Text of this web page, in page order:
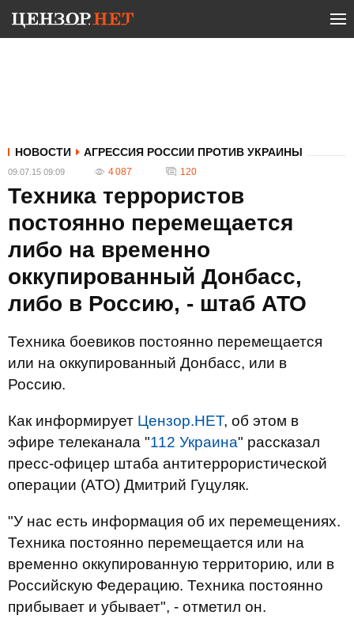
НОВОСТИ АГРЕССИЯ РОССИИ ПРОТИВ УКРАИНЫ
09.07.15 09:09 4 087 120
Техника террористов
постоянно перемещается
либо на временно
оккупированный Донбасс,
либо в Россию, - штаб АТО
Техника боевиков постоянно перемещается
или на оккупированный Донбасс, или в
Россию.
Как информирует Цензор.НЕТ, об этом в
эфире телеканала "112 Украина" рассказал
пресс-офицер штаба антитеррористической
операции (АТО) Дмитрий Гуцуляк.
"У нас есть информация об их перемещениях.
Техника постоянно перемещается или на
временно оккупированную территорию, или в
Российскую Федерацию. Техника постоянно
прибывает и убывает", - отметил он.